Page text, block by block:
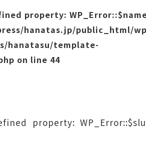
property:
hanatas.jp/public_html/
hanatasu/template-
on line 44
property: